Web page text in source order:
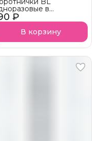
₽
в
1 упаковка
В корзину